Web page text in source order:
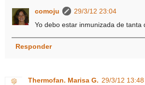
comoju
29/3/12 23:04
Yo debo estar inmunizada de tanta
Responder
Thermofan. Marisa G. 29/3/12 13:48